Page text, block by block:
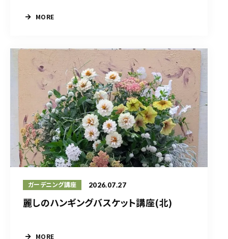
MORE
ガーデニング講座 2026.07.27
麗しのハンギングバスケット講座(北)
MORE